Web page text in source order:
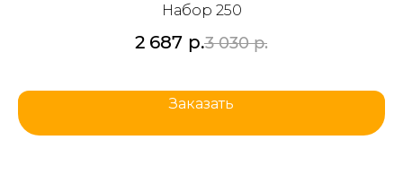
Набор 250
2 687 р.3 030 р.
Заказать